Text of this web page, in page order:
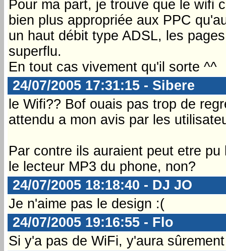
Pour ma part, je trouve que le wifi
bien plus appropriée aux PPC
un haut débit type ADSL, les
superflu.
En tout cas vivement qu'il sorte ^^
24/07/2005 17:31:15 - Sibere
le Wifi?? Bof ouais pas trop de
attendu a mon avis par les
Par contre ils auraient peut etre
le lecteur MP3 du phone, non?
24/07/2005 18:18:40 - DJ JO
Je n'aime pas le design :(
24/07/2005 19:16:55 - Flo
Si y'a pas de WiFi, y'aura